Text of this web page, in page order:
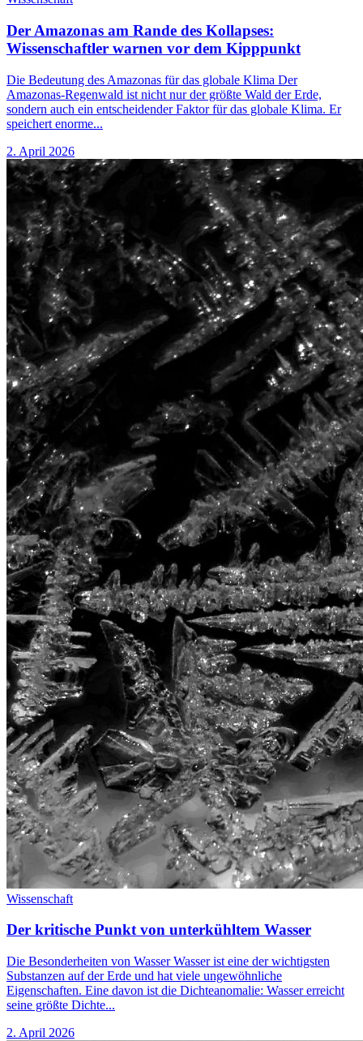
Der Amazonas am Rande des Kollapses:
Wissenschaftler warnen vor dem Kipppunkt
Die Bedeutung des Amazonas für das globale Klima Der
Amazonas-Regenwald ist nicht nur der größte Wald der Erde,
sondern auch ein entscheidender Faktor für das globale Klima. Er
speichert enorme...
2. April 2026
Wissenschaft
Der kritische Punkt von unterkühltem Wasser
Die Besonderheiten von Wasser Wasser ist eine der wichtigsten
Substanzen auf der Erde und hat viele ungewöhnliche
Eigenschaften. Eine davon ist die Dichteanomalie: Wasser erreicht
seine größte Dichte...
2. April 2026